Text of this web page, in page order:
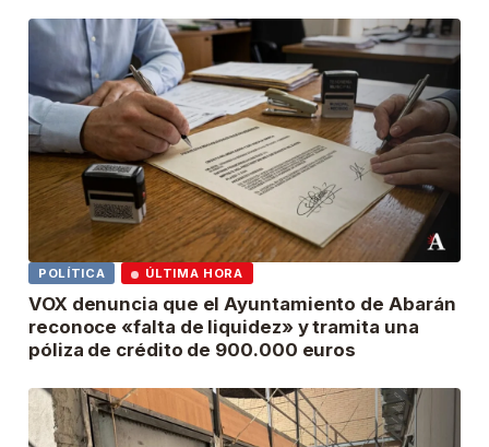
POLÍTICA ÚLTIMA HORA
VOX denuncia que el Ayuntamiento de Abarán
reconoce «falta de liquidez» y tramita una
póliza de crédito de 900.000 euros